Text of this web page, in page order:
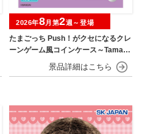
たまごっち Push！がクセになるクレ
ーンゲーム風コインケース～Tamago
tchi Paradise～
2026年8月第2週～登場